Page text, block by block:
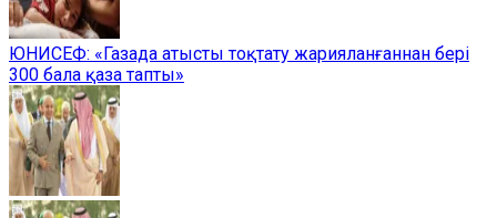
ЮНИСЕФ: «Газада атысты тоқтату жарияланғаннан бері
300 бала қаза тапты»